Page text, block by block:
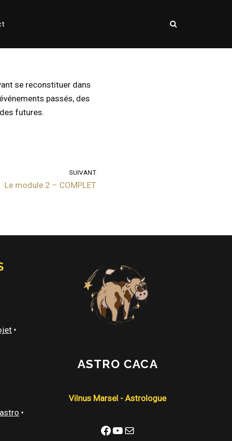
se reconstituer dans
passés, des
futures.
SUIVANT
Le module 2 – COMPLET
•
•
ASTRO CACA
Vilnus Marsel - Astrologue